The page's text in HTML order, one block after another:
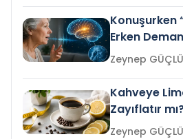
Konuşurken
Erken
mi?
Zeynep
Kahveye
Zayıflatır
Zeynep